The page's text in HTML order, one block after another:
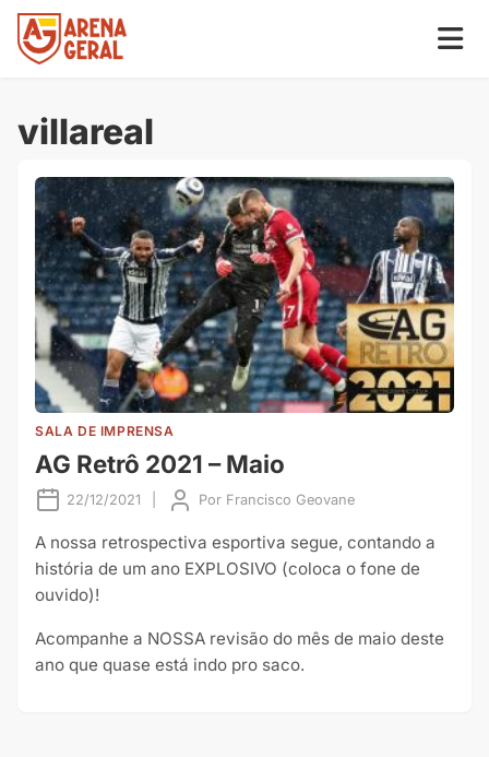
villareal
SALA DE IMPRENSA
AG Retrô 2021 – Maio
22/12/2021 Por Francisco Geovane
A nossa retrospectiva esportiva segue, contando a
história de um ano EXPLOSIVO (coloca o fone de
ouvido)!
Acompanhe a NOSSA revisão do mês de maio deste
ano que quase está indo pro saco.